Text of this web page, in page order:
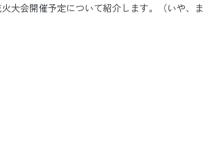
大会開催予定について紹介します。（いや、ま